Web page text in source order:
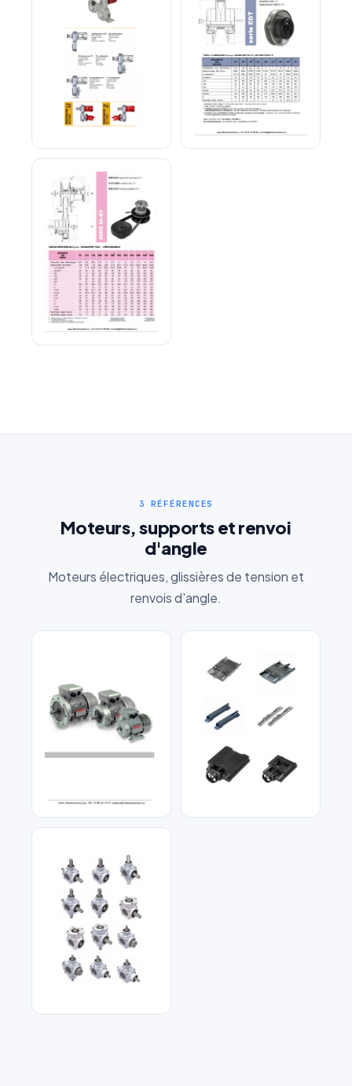
courroies
3 RÉFÉRENCES
Moteurs, supports et renvoi
d'angle
Moteurs électriques, glissières de tension et
renvois d'angle.
Demande de Devis Gratuit
Réponse sous 24h — Sans engagement